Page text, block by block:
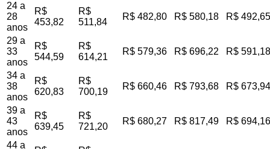
24 a
28
anos
R$
453,82
R$
511,84
R$ 482,80 R$ 580,18 R$ 492,65
29 a
33
anos
R$
544,59
R$
614,21
R$ 579,36 R$ 696,22 R$ 591,18
34 a
38
anos
R$
620,83
R$
700,19
R$ 660,46 R$ 793,68 R$ 673,94
39 a
43
anos
R$
639,45
R$
721,20
R$ 680,27 R$ 817,49 R$ 694,16
44 a